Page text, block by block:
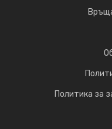
Политика за